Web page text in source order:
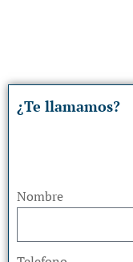
¿Te llamamos?
Nombre